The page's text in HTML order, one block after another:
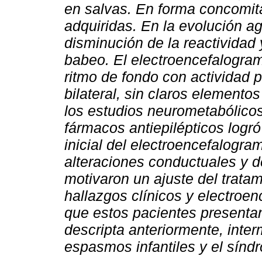
en salvas. En forma
adquiridas. En la evolución
disminución de la
babeo. El
ritmo de fondo con actividad
bilateral, sin claros
los estudios
fármacos antiepilépticos
inicial del
alteraciones conductuales y
motivaron un ajuste del
hallazgos clínicos y
que estos pacientes
descripta anteriormente,
espasmos infantiles y el